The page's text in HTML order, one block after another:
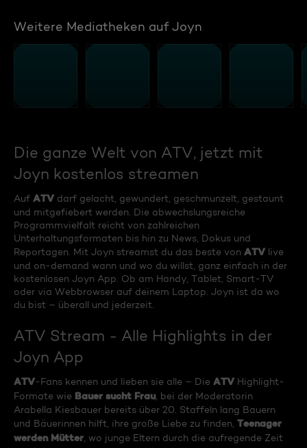
Weitere Mediatheken auf Joyn
Die ganze Welt von ATV, jetzt mit
Joyn kostenlos streamen
Auf ATV darf gelacht, gewundert, geschmunzelt, gestaunt
und mitgefiebert werden. Die abwechslungsreiche
Programmvielfalt reicht von zahlreichen
Unterhaltungsformaten bis hin zu News, Dokus und
Reportagen. Mit Joyn streamst du das beste von ATV live
und on-demand wann und wo du willst, ganz einfach in der
kostenlosen Joyn App. Ob am Handy, Tablet, Smart-TV
oder via Webbrowser auf deinem Laptop. Joyn ist da wo
du bist – überall und jederzeit.
ATV Stream - Alle Highlights in der
Joyn App
ATV-Fans kennen und lieben sie alle – Die ATV Highlight-
Formate wie Bauer sucht Frau , bei der Moderatorin
Arabella Kiesbauer bereits über 20. Staffeln lang Bauern
und Bäuerinnen hilft, ihre große Liebe zu finden, Teenager
werden Mütter , wo junge Eltern durch die aufregende Zeit